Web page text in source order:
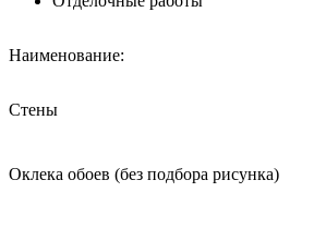
Наименование:
Стены
Оклека обоев (без подбора рисунка)